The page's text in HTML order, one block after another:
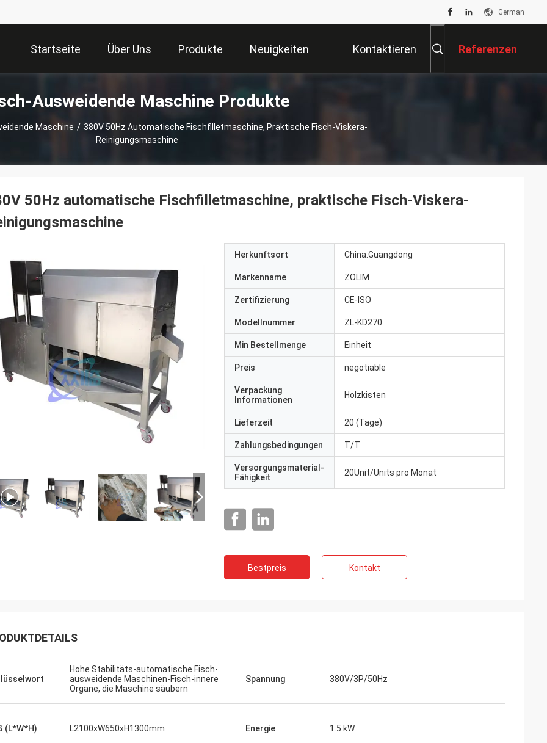
German
Startseite Über Uns Produkte Neuigkeiten Kontaktieren Referenzen
Ausweidende Maschine Produkte
Maschine / 380V 50Hz Automatische Fischfilletmaschine, Praktische Fisch-Viskera-
Reinigungsmaschine
50Hz automatische Fischfilletmaschine, praktische Fisch-Viskera-
Herkunftsort China.Guangdong
Markenname ZOLIM
Zertifizierung CE-ISO
Modellnummer ZL-KD270
Min Bestellmenge Einheit
Preis negotiable
Verpackung
Informationen
Holzkisten
Lieferzeit 20 (Tage)
Zahlungsbedingungen T/T
Versorgungsmaterial-
Fähigkeit
20Unit/Units pro Monat
Bestpreis Kontakt
Hohe Stabilitäts-automatische Fisch-
ausweidende Maschinen-Fisch-innere
Organe, die Maschine säubern
Spannung 380V/3P/50Hz
(L*W*H) L2100xW650xH1300mm Energie 1.5 kW